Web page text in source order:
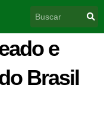
e
Brasil